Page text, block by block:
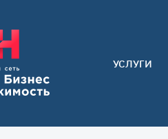
УСЛУГИ
Покупателям